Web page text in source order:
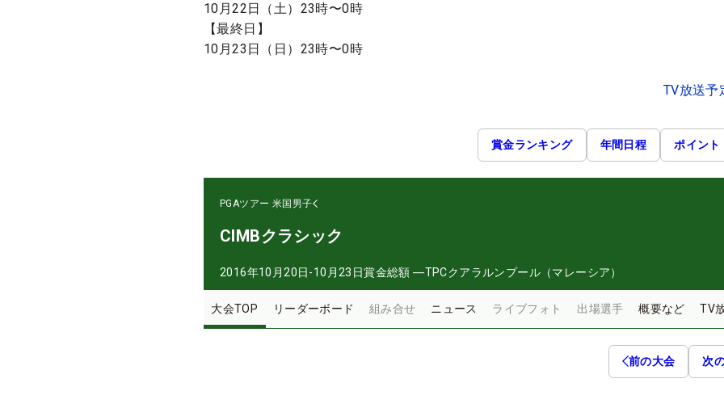
10月22日（土）23時〜0時
【最終日】
10月23日（日）23時〜0時
TV放送予
賞金ランキング 年間日程 ポイント
PGAツアー 米国男子
CIMBクラシック
2016年10月20日-10月23日賞金総額 ―TPCクアラルンプール（マレーシア）
大会TOP リーダーボード 組み合せ ニュース ライブフォト 出場選手 概要など TV
前の大会 次